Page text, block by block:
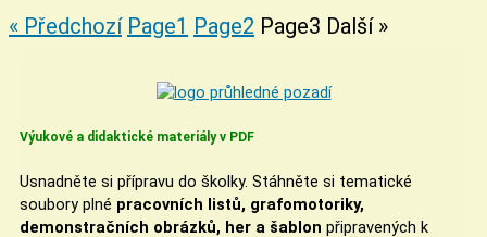
« Předchozí Page1 Page2 Page3 Další »
Výukové a didaktické materiály v PDF
Usnadněte si přípravu do školky. Stáhněte si tematické
soubory plné pracovních listů, grafomotoriky,
demonstračních obrázků, her a šablon připravených k